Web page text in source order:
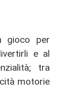
gioco per
e al
tra
motorie